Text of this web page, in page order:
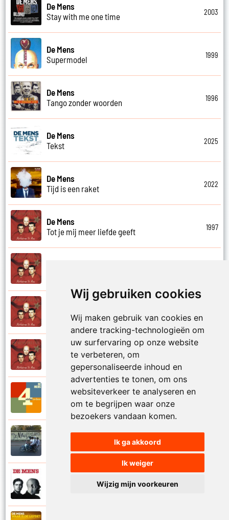
Wij gebruiken cookies
Wij maken gebruik van cookies en
andere tracking-technologieën om
uw surfervaring op onze website
te verbeteren, om
gepersonaliseerde inhoud en
advertenties te tonen, om ons
websiteverkeer te analyseren en
om te begrijpen waar onze
bezoekers vandaan komen.
Ik ga akkoord
Ik weiger
Wijzig mijn voorkeuren
De Mens
Stay with me one time
2003
De Mens
Supermodel
1999
De Mens
Tango zonder woorden
1996
De Mens
Tekst
2025
De Mens
Tijd is een raket
2022
De Mens
Tot je mij meer liefde geeft
1997
Val niet in liefde I
De Mens
Val niet in liefde II
De Mens
Vier akkoorden
De Mens
Vrijheid die niet eenzaam is